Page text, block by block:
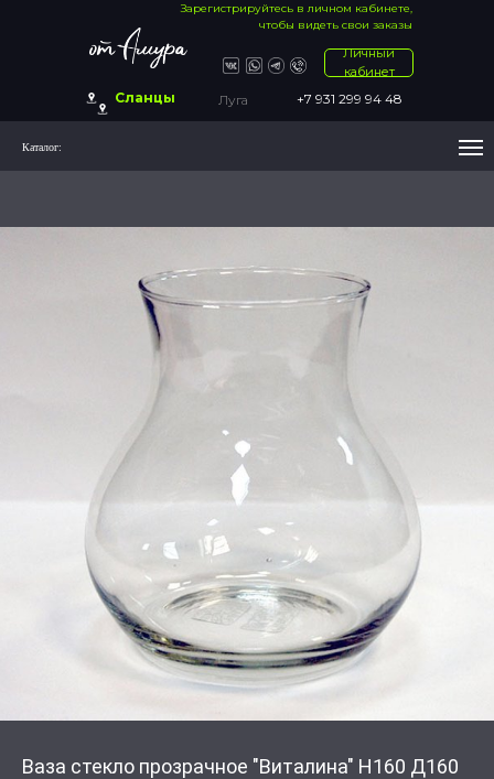
+7 931 299 94 48
Луга
Сланцы
Личный
кабинет
Зарегистрируйтесь в личном кабинете,
чтобы видеть свои заказы
Каталог:
Ваза стекло прозрачное "Виталина" Н160 Д160